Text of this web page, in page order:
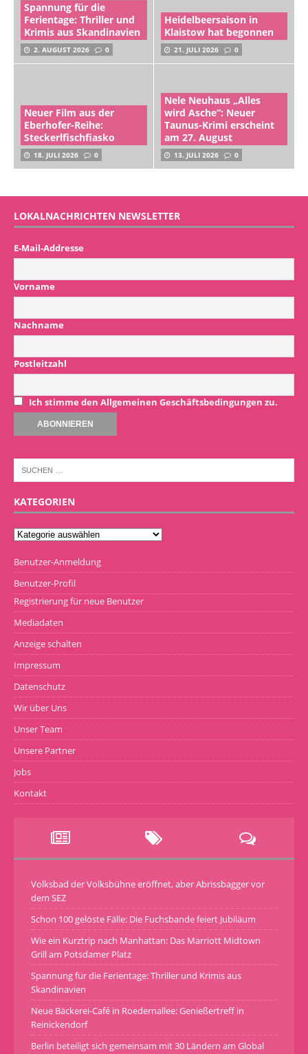
Spannung für die
Ferientage: Thriller und
Krimis aus Skandinavien
2. AUGUST 2026 0
Heidelbeersaison in
Klaistow hat begonnen
21. JULI 2026 0
Neuer Film aus der
Eberhofer-Reihe:
Steckerlfischfiasko
18. JULI 2026 0
Nele Neuhaus „Alles
wird Asche“: Neuer
Taunus-Krimi erscheint
am 27. August
13. JULI 2026 0
LOKALNACHRICHTEN NEWSLETTER
E-Mail-Addresse
Vorname
Nachname
Postleitzahl
Ich stimme den Allgemeinen Geschäftsbedingungen zu.
KATEGORIEN
Benutzer-Anmeldung
Benutzer-Profil
Registrierung für neue Benutzer
Mediadaten
Anzeige schalten
Impressum
Datenschutz
Wir über Uns
Unser Team
Unsere Partner
Jobs
Kontakt
Volksbad der Volksbühne eröffnet, aber Abrissbagger vor
dem SEZ
Schon 100 gelöste Fälle: Die Fuchsbande feiert Jubiläum
Wie ein Kurztrip nach Manhattan: Das Marriott Midtown
Grill am Potsdamer Platz
Spannung für die Ferientage: Thriller und Krimis aus
Skandinavien
Neue Bäckerei-Café in Roedernallee: Genießertreff in
Reinickendorf
Berlin beteiligt sich gemeinsam mit 30 Ländern am Global